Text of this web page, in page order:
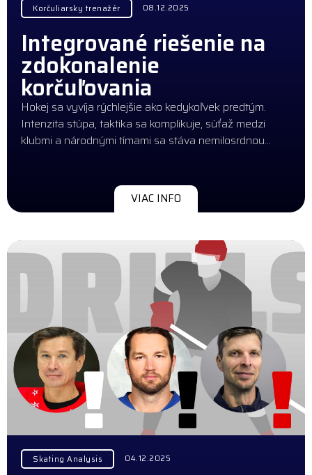
Korčuliarsky trenažér 08.12.2025
Integrované riešenie na
zdokonalenie
korčuľovania
Hokej sa vyvíja rýchlejšie ako kedykoľvek predtým.
Intenzita stúpa, taktika sa komplikuje, súťaž medzi
klubmi a národnými tímami sa stáva nemilosrdnou…
VIAC INFO
Skating Analysis 04.12.2025